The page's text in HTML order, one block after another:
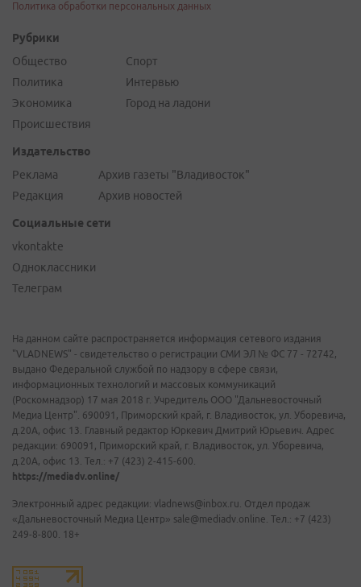
Политика обработки персональных данных
Рубрики
Общество
Политика
Экономика
Происшествия
Спорт
Интервью
Город на ладони
Издательство
Реклама
Редакция
Архив газеты "Владивосток"
Архив новостей
Социальные сети
vkontakte
Одноклассники
Телеграм
На данном сайте распространяется информация сетевого издания
"VLADNEWS" - свидетельство о регистрации СМИ ЭЛ № ФС 77 - 72742,
выдано Федеральной службой по надзору в сфере связи,
информационных технологий и массовых коммуникаций
(Роскомнадзор) 17 мая 2018 г. Учредитель ООО "Дальневосточный
Медиа Центр". 690091, Приморский край, г. Владивосток, ул. Уборевича,
д.20А, офис 13. Главный редактор Юркевич Дмитрий Юрьевич. Адрес
редакции: 690091, Приморский край, г. Владивосток, ул. Уборевича,
д.20А, офис 13. Тел.: +7 (423) 2-415-600.
https://mediadv.online/
Электронный адрес редакции: vladnews@inbox.ru. Отдел продаж
«Дальневосточный Медиа Центр» sale@mediadv.online. Тел.: +7 (423)
249-8-800. 18+